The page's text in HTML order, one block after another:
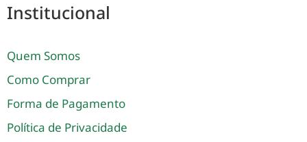
Institucional
Quem Somos
Como Comprar
Forma de Pagamento
Política de Privacidade